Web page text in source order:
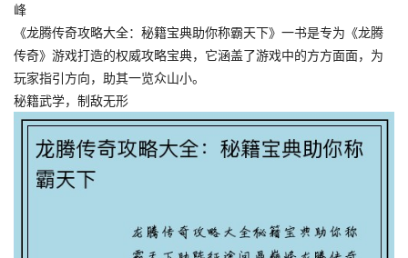
峰
《龙腾传奇攻略大全：秘籍宝典助你称霸天下》一书是专为《龙腾
传奇》游戏打造的权威攻略宝典，它涵盖了游戏中的方方面面，为
玩家指引方向，助其一览众山小。
秘籍武学，制敌无形